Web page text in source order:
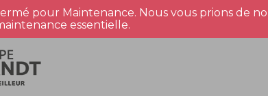
pour Maintenance. Nous vous prions de
essentielle.